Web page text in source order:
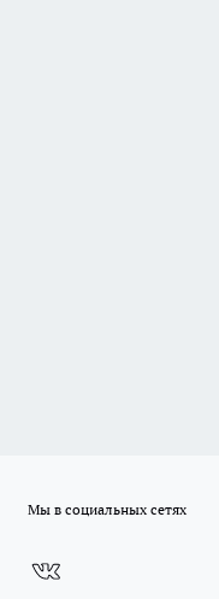
Мы в социальных сетях